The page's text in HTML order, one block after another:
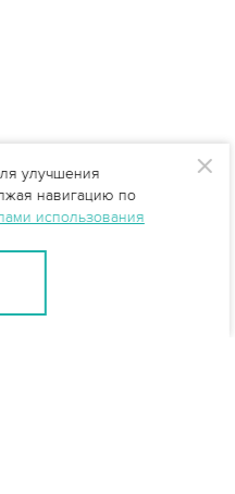
улучшения
навигацию по
использования